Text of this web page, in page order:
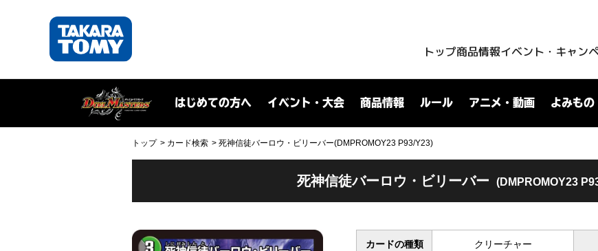
トップ商品情報イベント・キャン
はじめての方へ イベント・大会 商品情報 ルール アニメ・動画 よみもの
トップ カード検索 死神信徒バーロウ・ビリーバー(DMPROMOY23 P93/Y23)
死神信徒バーロウ・ビリーバー (DMPROMOY23
カードの種類 クリーチャー